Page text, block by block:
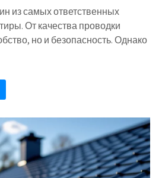
из самых ответственных
От качества проводки
но и безопасность. Однако